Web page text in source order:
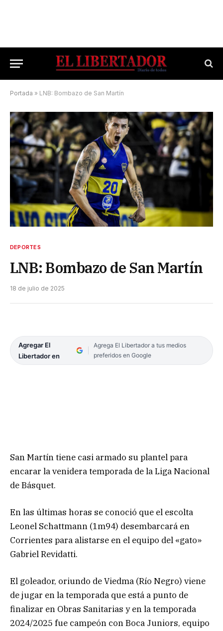
Portada » LNB: Bombazo de San Martín
DEPORTES
LNB: Bombazo de San Martín
18 de julio de 2025
Agregar El
Libertador en
Agrega El Libertador a tus medios
preferidos en Google
San Martín tiene casi armado su plantel para
encarar la venidera temporada de la Liga Nacional
de Básquet.
En las últimas horas se conoció que el escolta
Leonel Schattmann (1m94) desembarcará en
Corrientes para alistarse en el equipo del «gato»
Gabriel Revidatti.
El goleador, oriundo de Viedma (Río Negro) viene
de jugar en la temporada que está a punto de
finalizar en Obras Sanitarias y en la temporada
2024/2025 fue campeón con Boca Juniors, equipo